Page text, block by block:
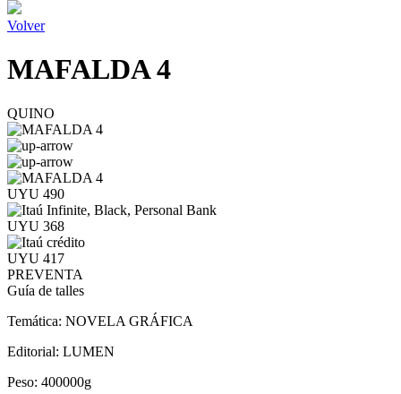
Volver
MAFALDA 4
QUINO
UYU 490
UYU 368
UYU 417
PREVENTA
Guía de talles
Temática: NOVELA GRÁFICA
Editorial: LUMEN
Peso: 400000g